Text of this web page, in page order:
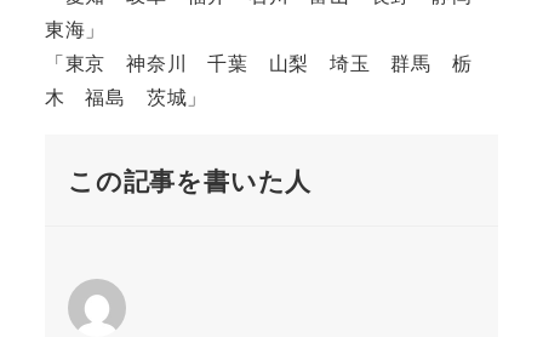
東海」
「東京 神奈川 千葉 山梨 埼玉 群馬 栃
木 福島 茨城」
この記事を書いた人